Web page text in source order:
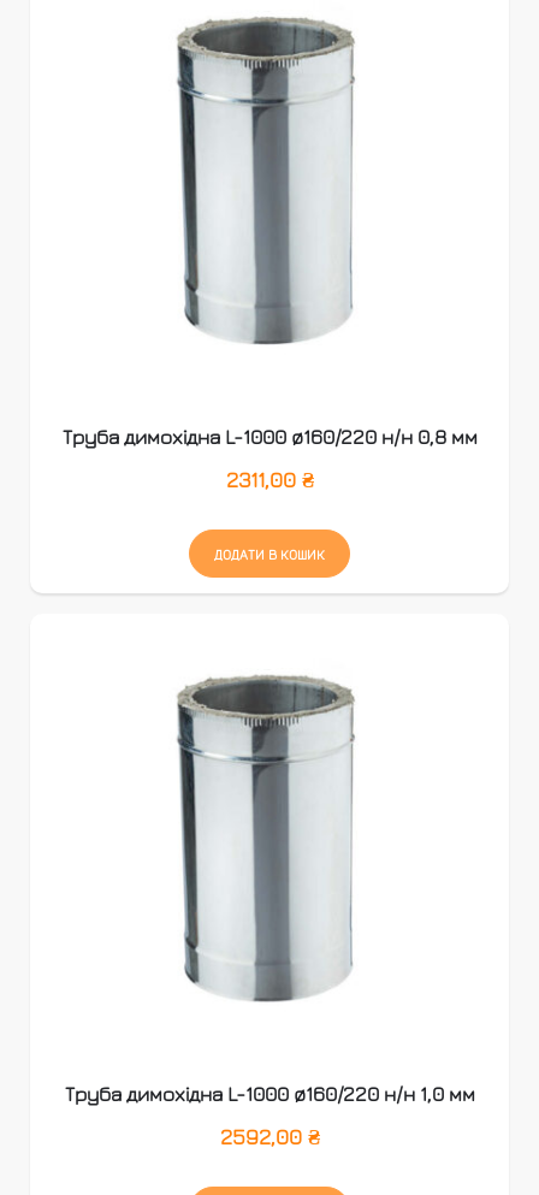
Труба димохідна L-1000 ø160/220 н/н 0,8 мм
2311,00 ₴
ДОДАТИ В КОШИК
Труба димохідна L-1000 ø160/220 н/н 1,0 мм
2592,00 ₴